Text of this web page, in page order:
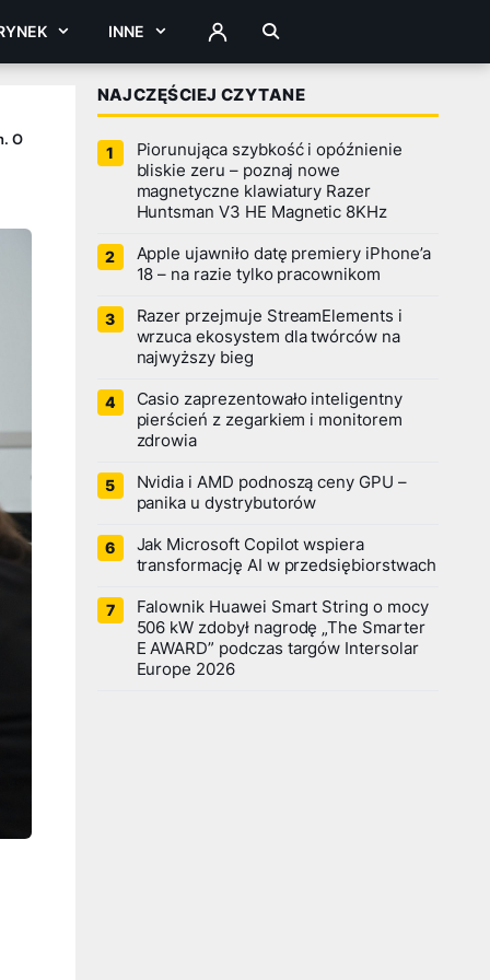
INNE ZALOGUJ
O
NAJCZĘŚCIEJ CZYTANE
Piorunująca szybkość i opóźnienie
bliskie zeru – poznaj nowe
magnetyczne klawiatury Razer
Huntsman V3 HE Magnetic 8KHz
Apple ujawniło datę premiery iPhone’a
18 – na razie tylko pracownikom
Razer przejmuje StreamElements i
wrzuca ekosystem dla twórców na
najwyższy bieg
Casio zaprezentowało inteligentny
pierścień z zegarkiem i monitorem
zdrowia
Nvidia i AMD podnoszą ceny GPU –
panika u dystrybutorów
Jak Microsoft Copilot wspiera
transformację AI w przedsiębiorstwach
Falownik Huawei Smart String o mocy
506 kW zdobył nagrodę „The Smarter
E AWARD” podczas targów Intersolar
Europe 2026